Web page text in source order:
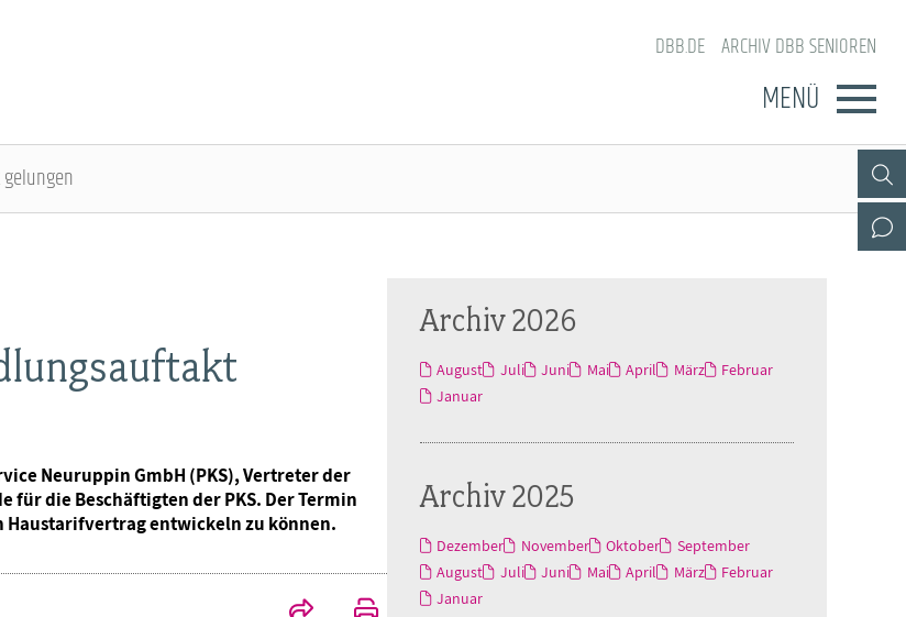
DBB.DE ARCHIV DBB SENIOREN
MENÜ
Neuruppin GmbH (PKS), Vertreter der
die Beschäftigten der PKS. Der Termin
entwickeln zu können.
Archiv 2026
August Juli Juni Mai April März
Februar
Januar
Archiv 2025
Dezember November Oktober
September
August
Juli Juni Mai April März
Februar
Januar